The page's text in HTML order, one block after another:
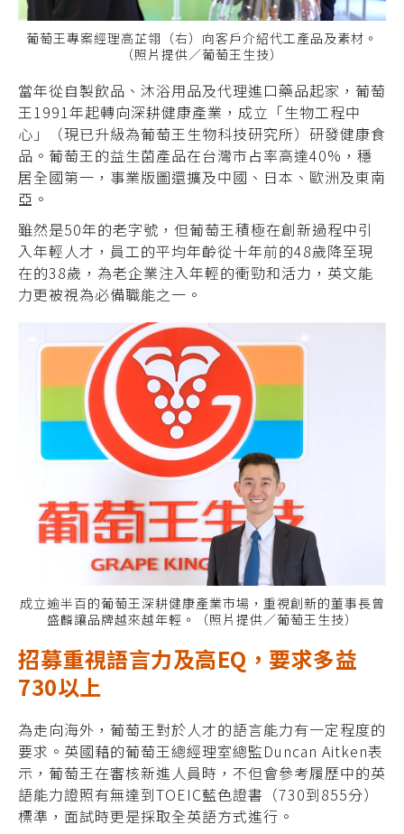
葡萄王專案經理高芷翎（右）向客戶介紹代工產品及素材。
（照片提供／葡萄王生技）
當年從自製飲品、沐浴用品及代理進口藥品起家，葡萄
王1991年起轉向深耕健康產業，成立「生物工程中
心」（現已升級為葡萄王生物科技研究所）研發健康食
品。葡萄王的益生菌產品在台灣市占率高達40%，穩
居全國第一，事業版圖還擴及中國、日本、歐洲及東南
亞。
雖然是50年的老字號，但葡萄王積極在創新過程中引
入年輕人才，員工的平均年齡從十年前的48歲降至現
在的38歲，為老企業注入年輕的衝勁和活力，英文能
力更被視為必備職能之一。
成立逾半百的葡萄王深耕健康產業市場，重視創新的董事長曾
盛麟讓品牌越來越年輕。（照片提供／葡萄王生技）
招募重視語言力及高EQ，要求多益
730以上
為走向海外，葡萄王對於人才的語言能力有一定程度的
要求。英國藉的葡萄王總經理室總監Duncan Aitken表
示，葡萄王在審核新進人員時，不但會參考履歷中的英
語能力證照有無達到TOEIC藍色證書（730到855分）
標準，面試時更是採取全英語方式進行。